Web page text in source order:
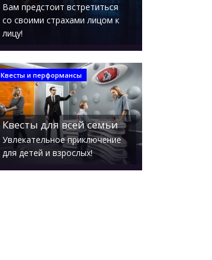
Вам предстоит встретиться
со своими страхами лицом к
лицу!
Квесты и перформансы
Квесты для всей семьи
Увлекательное приключение
для детей и взрослых!